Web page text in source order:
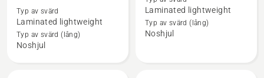
om
Svärd
.325"
Typ av svärd
Laminated lightweight
Typ av svärd (lång)
Noshjul
om
Svärd
Laminated lightweight
Typ av svärd (lång)
Noshjul